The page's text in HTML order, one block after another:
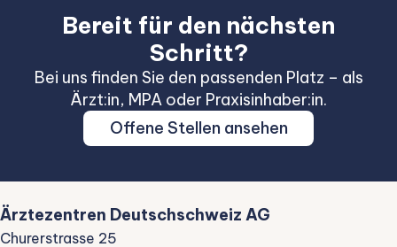
Bereit für den nächsten
Schritt?
Bei uns finden Sie den passenden Platz – als
Ärzt:in, MPA oder Praxisinhaber:in.
Offene Stellen ansehen
Ärztezentren Deutschschweiz AG
Churerstrasse 25